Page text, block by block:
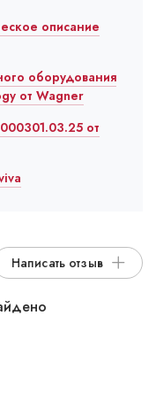
описание
оборудования
от Wagner
от
Написать отзыв